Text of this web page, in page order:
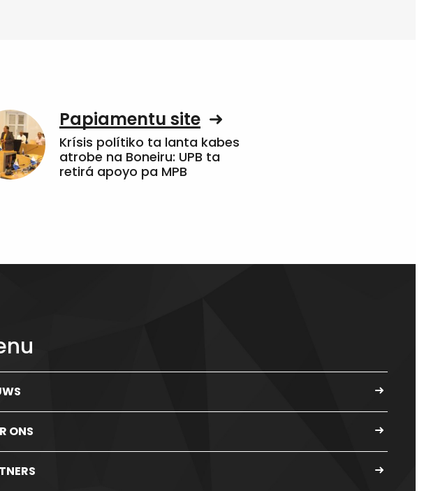
Papiamentu site
Krísis polítiko ta lanta kabes
atrobe na Boneiru: UPB ta
retirá apoyo pa MPB
ONS